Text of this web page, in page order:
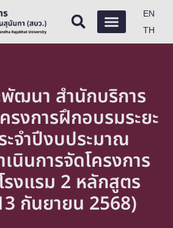
EN
TH
ฒนา สำนักบริการ
รงการฝึกอบรมระยะ
จำปีงบประมาณ
นินการจัดโครงการ
งแรม 2 หลักสูตร
กันยายน 2568)